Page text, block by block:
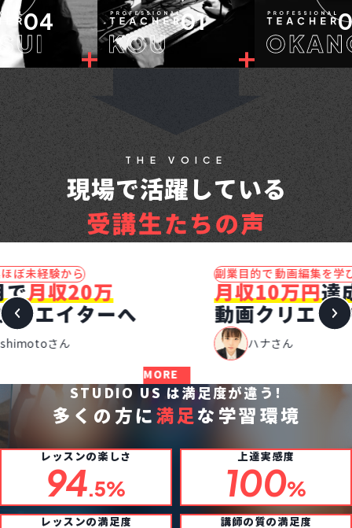
04 01
THE VOICE
現場で活躍している
受講生たちの声
副業目的で動画編集を学び始め
月収10万円
達成
動画クリエイターへ
未
STUDIO US は満足度が違う!
多くの方に 満足な学習環境
レッスンの楽しさ
94.5%
上達実感度
100%
レッスンの満足度 講師の質の満足度